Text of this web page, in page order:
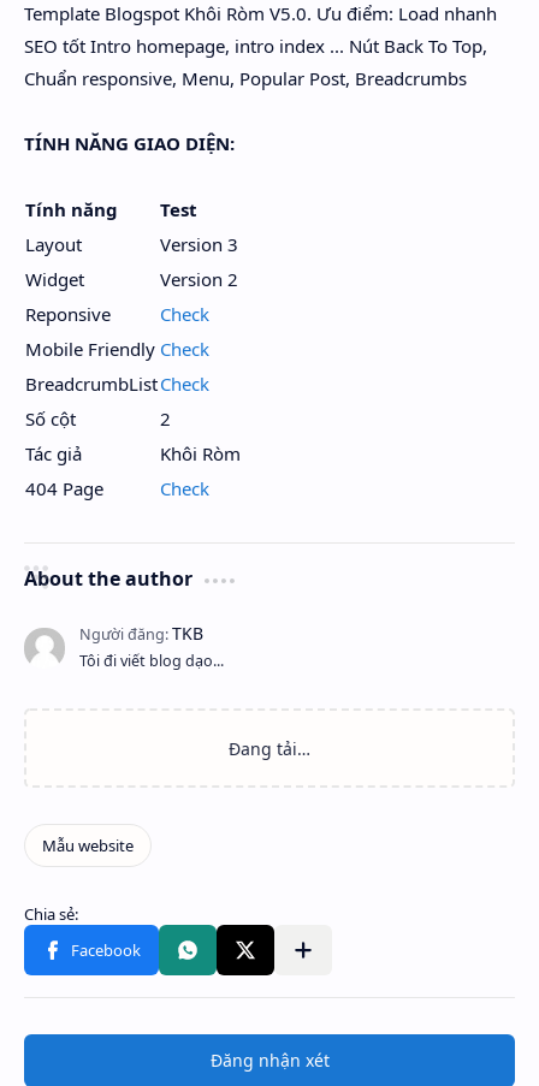
Template Blogspot Khôi Ròm V5.0. Ưu điểm: Load nhanh
SEO tốt Intro homepage, intro index ... Nút Back To Top,
Chuẩn responsive, Menu, Popular Post, Breadcrumbs
TÍNH NĂNG GIAO DIỆN:
Tính năng
Test
Layout
Version 3
Widget
Version 2
Reponsive
Check
Mobile Friendly Check
BreadcrumbListCheck
Số cột
2
Tác giả
Khôi Ròm
404 Page
Check
About the author
Tôi đi viết blog dạo...
Đăng nhận xét